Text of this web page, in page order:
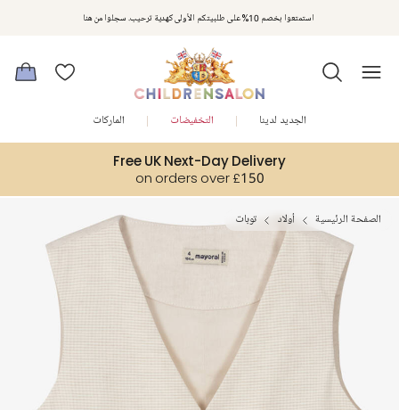
استمتعوا بخصم 10% على طلبيتكم الأولى كهدية ترحيب. سجلوا من هنا
Free UK Next-Day Delivery
on orders over £150
الجديد لدينا التخفيضات الماركات
الصفحة الرئيسية أولاد توبات